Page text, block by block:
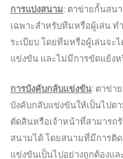
การแบ่งสนาม: ตาข่ายกั้นสน
เฉพาะสำหรับทีมหรือผู้เล่น ท
ระเบียบ โดยทีมหรือผู้เล่นจ
แข่งขัน และไม่มีการขัดแย้ง
การบังคับกลับแข่งขัน: ตาข่า
บังคับกลับแข่งขันให้เป็นไปต
ตัดสินหรือเจ้าหน้าที่สามารถ
สนามได้ โดยสนามที่มีการติ
แข่งขันเป็นไปอย่างถูกต้องแ